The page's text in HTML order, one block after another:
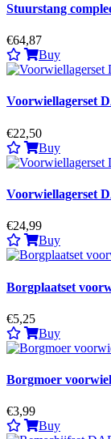
Stuurstang
€64,87
Buy
Voorwiellagerset
€22,50
Buy
Voorwiellagerset
€24,99
Buy
Borgplaatset
€5,25
Buy
Borgmoer
€3,99
Buy